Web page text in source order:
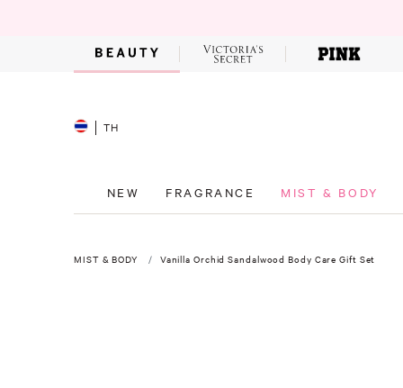
TH
NEW FRAGRANCE MIST & BODY
MIST & BODY Vanilla Orchid Sandalwood Body Care Gift Set